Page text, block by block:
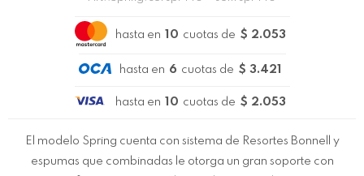
hasta en 10 cuotas de $ 2.053
hasta en 6 cuotas de $ 3.421
hasta en 10 cuotas de $ 2.053
El modelo Spring cuenta con sistema de Resortes Bonnell y
espumas que combinadas le otorga un gran soporte con